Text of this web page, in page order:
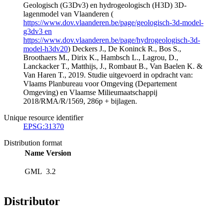
Geologisch (G3Dv3) en hydrogeologisch (H3D) 3D-
lagenmodel van Vlaanderen (
https://www.dov.vlaanderen.be/page/geologisch-3d-model-
g3dv3 en
https://www.dov.vlaanderen.be/page/hydrogeologisch-3d-
model-h3dv20) Deckers J., De Koninck R., Bos S.,
Broothaers M., Dirix K., Hambsch L., Lagrou, D.,
Lanckacker T., Matthijs, J., Rombaut B., Van Baelen K. &
Van Haren T., 2019. Studie uitgevoerd in opdracht van:
Vlaams Planbureau voor Omgeving (Departement
Omgeving) en Vlaamse Milieumaatschappij
2018/RMA/R/1569, 286p + bijlagen.
Unique resource identifier
EPSG:31370
Distribution format
Name Version
GML 3.2
Distributor